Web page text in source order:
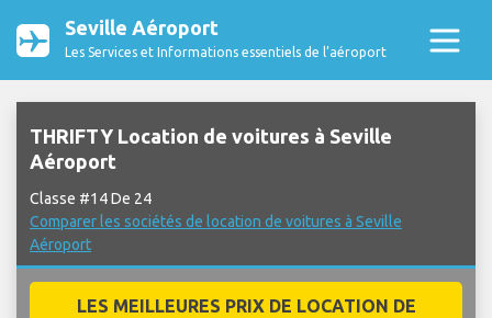
Seville Aéroport
Les Services et Informations essentiels de l’aéroport
THRIFTY Location de voitures à Seville
Aéroport
Classe #14 De 24
Comparer les sociétés de location de voitures à Seville
Aéroport
LES MEILLEURES PRIX DE LOCATION DE